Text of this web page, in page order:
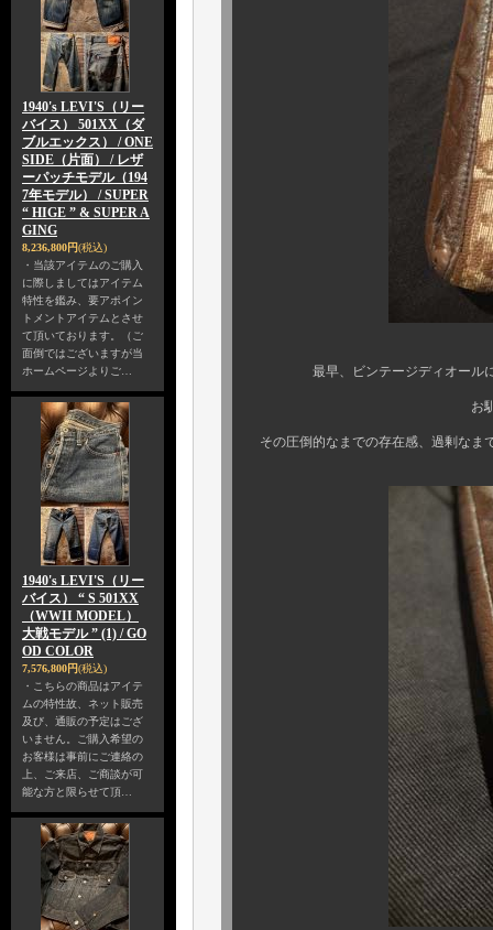
1940's LEVI'S（リー
バイス） 501XX（ダ
ブルエックス） / ONE
SIDE（片面） / レザ
ーパッチモデル（194
7年モデル） / SUPER
“ HIGE ” & SUPER A
GING
8,236,800円(税込)
・当該アイテムのご購入
に際しましてはアイテム
特性を鑑み、要アポイン
トメントアイテムとさせ
て頂いております。（ご
面倒ではございますが当
ホームページよりご…
1940's LEVI'S（リー
バイス） “ S 501XX
（WWII MODEL）
大戦モデル ” (1) / GO
OD COLOR
7,576,800円(税込)
・こちらの商品はアイテ
ムの特性故、ネット販売
及び、通販の予定はござ
いません。ご購入希望の
お客様は事前にご連絡の
上、ご来店、ご商談が可
能な方と限らせて頂…
最早、ビンテージディオールにお
お馴染、ジャガード
その圧倒的なまでの存在感、過剰なま